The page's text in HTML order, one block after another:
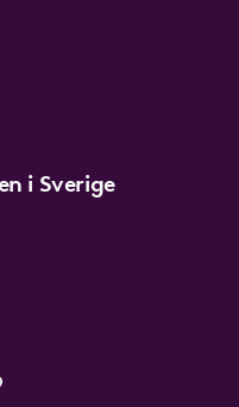
i Sverige